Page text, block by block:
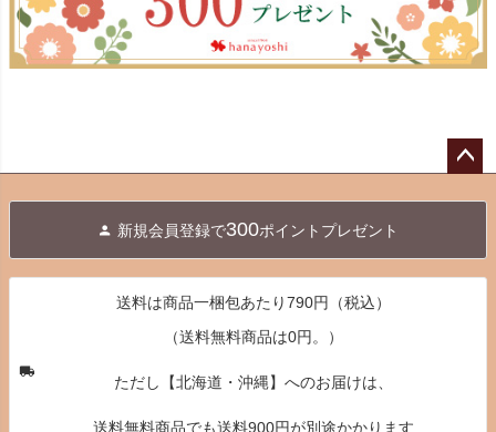
へ
新規会員登録で300ポイントプレゼント
送料は商品一梱包あたり790円（税込）
（送料無料商品は0円。）
ただし【北海道・沖縄】へのお届けは、
送料無料商品でも送料900円が別途かかります